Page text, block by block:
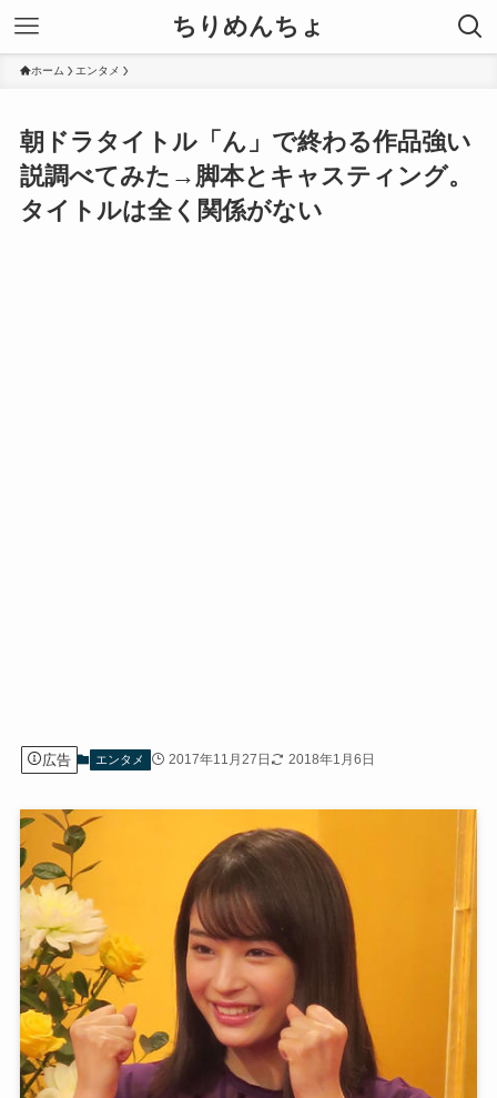
ちりめんちょ
ホーム エンタメ
朝ドラタイトル「ん」で終わる作品強い
説調べてみた→脚本とキャスティング。
タイトルは全く関係がない
広告 エンタメ 2017年11月27日 2018年1月6日